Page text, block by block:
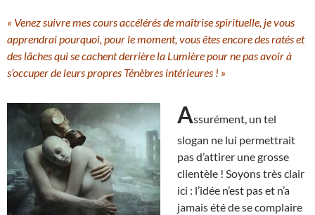
« Venez suivre mes cours accélérés de maîtrise spirituelle, je vous
apprendrai pourquoi, pour le moment, vous êtes encore des ratés et
des lâches qui se cachent derrière la Lumière pour ne pas avoir à
s’occuper de leurs propres Ténèbres intérieures ! »
Assurément, un tel
slogan ne lui permettrait
pas d’attirer une grosse
clientèle ! Soyons très clair
ici : l’idée n’est pas et n’a
jamais été de se complaire